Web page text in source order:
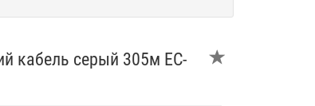
кабель серый 305м EC-